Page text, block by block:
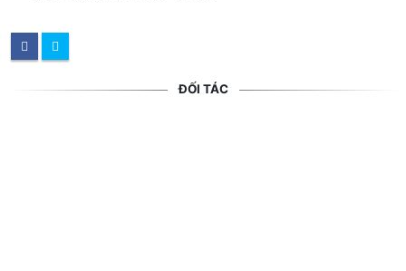
ĐỐI TÁC